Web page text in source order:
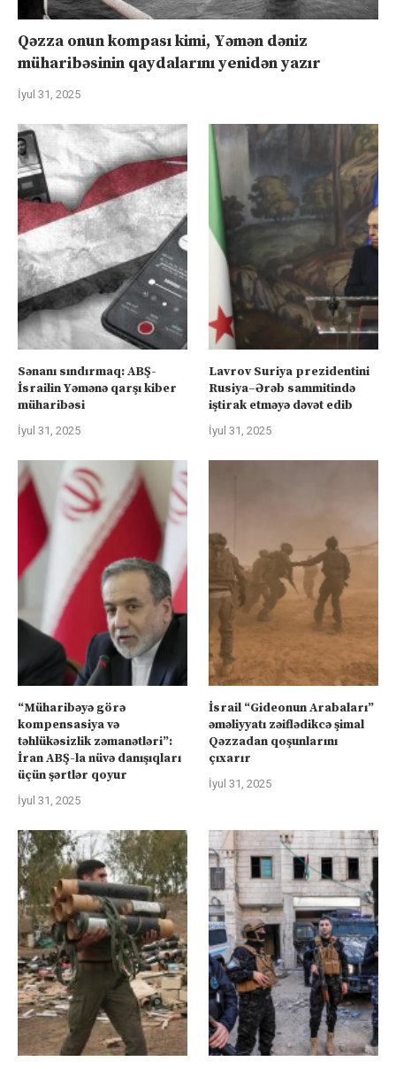
Qəzza onun kompası kimi, Yəmən dəniz
müharibəsinin qaydalarını yenidən yazır
İyul 31, 2025
Sənanı sındırmaq: ABŞ-
İsrailin Yəmənə qarşı kiber
müharibəsi
İyul 31, 2025
Lavrov Suriya prezidentini
Rusiya–Ərəb sammitində
iştirak etməyə dəvət edib
İyul 31, 2025
“Müharibəyə görə
kompensasiya və
təhlükəsizlik zəmanətləri”:
İran ABŞ-la nüvə danışıqları
üçün şərtlər qoyur
İyul 31, 2025
İsrail “Gideonun Arabaları”
əməliyyatı zəiflədikcə şimal
Qəzzadan qoşunlarını
çıxarır
İyul 31, 2025